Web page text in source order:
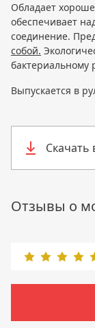
Обладает
обеспечивает
соединение.
собой.
бактериальному
Выпускается в
Скачать
Отзывы о